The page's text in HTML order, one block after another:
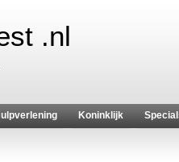
.nl
Koninklijk